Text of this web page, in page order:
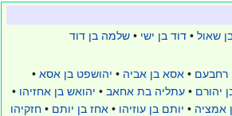
שאול • דוד בן ישי • שלמה בן דוד
רחבעם • אסא בן אביה • יהושפט בן אסא •
יהורם • עתליה בת אחאב • יהואש בן אחזיהו •
אמציה • יותם בן עוזיהו • אחז בן יותם • חזקיהו